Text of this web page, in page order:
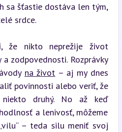
sa šťastie dostáva len tým,
srdce.
že nikto neprežije život
a zodpovednosti. Rozprávky
na život – aj my dnes
povinnosti alebo veriť, že
druhý. No až keď
a lenivosť, môžeme
– teda silu meniť svoj